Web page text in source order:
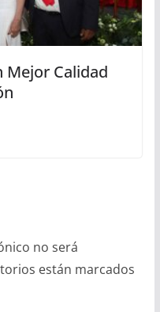
Mejor Calidad
no será
están marcados